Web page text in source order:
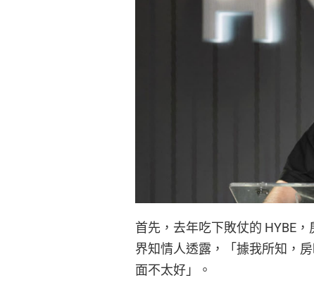
首先，去年吃下敗仗的 HYBE
界知情人透露，「據我所知，
面不太好」。